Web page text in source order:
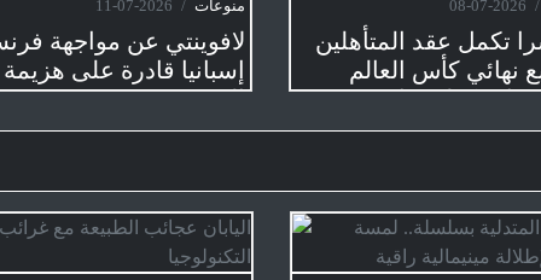
منوعات /
2026-07-08
سويسرا تكمل عقد
إلى ربع نهائي كأس العالم
على حساب كولومبيا
/
2026-07-08
ميسي يكشف
في نوبة بكاء
سياحة /
2025-05-08